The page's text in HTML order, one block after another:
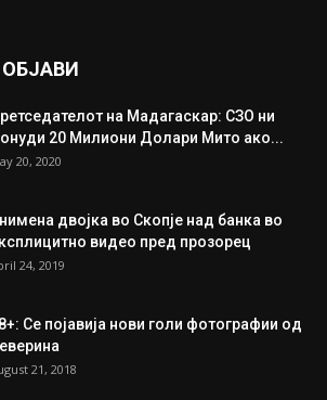
на Мадагаскар: СЗО ни
20 Милиони Долари Мито ако...
20, 2020
двојка во Скопје над банка во
видео пред прозорец
24, 2019
Се појавија нови голи фотографии од
21, 2018